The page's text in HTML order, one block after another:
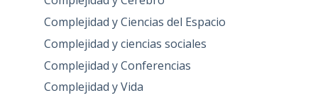
Complejidad y Ciencias del Espacio
Complejidad y ciencias sociales
Complejidad y Conferencias
Complejidad y Vida